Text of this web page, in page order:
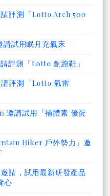
評測「Lotto Arch 500
試用眠月充氣床
評測「Lotto 創跑鞋」
評測「Lotto 氫雷
邀請試用「補體素 優蛋
Hiker 戶外勢力」邀
請，試用最新研發產品
心